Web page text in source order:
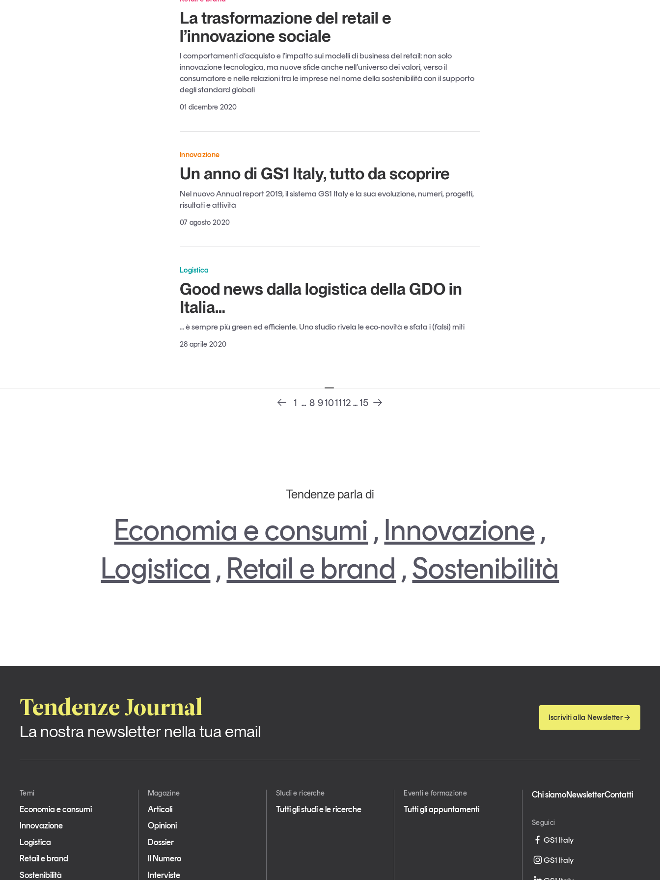
La trasformazione del retail e
l’innovazione sociale
I comportamenti d’acquisto e l’impatto sui modelli di business del retail: non solo
innovazione tecnologica, ma nuove sfide anche nell’universo dei valori, verso il
consumatore e nelle relazioni tra le imprese nel nome della sostenibilità con il supporto
degli standard globali
01 dicembre 2020
Innovazione
Un anno di GS1 Italy, tutto da scoprire
Nel nuovo Annual report 2019, il sistema GS1 Italy e la sua evoluzione, numeri, progetti,
risultati e attività
07 agosto 2020
Logistica
Good news dalla logistica della GDO in
Italia…
… è sempre più green ed efficiente. Uno studio rivela le eco-novità e sfata i (falsi) miti
28 aprile 2020
1 ... 8 9101112 ... 15
Tendenze parla di
Economia e consumi , Innovazione ,
Logistica , Retail e brand ,Sostenibilità
Tendenze Journal
La nostra newsletter nella tua email
Iscriviti alla Newsletter
Temi
Economia e consumi
Innovazione
Logistica
Retail e brand
Sostenibilità
Magazine
Articoli
Opinioni
Dossier
Il Numero
Interviste
Studi e ricerche
Tutti gli studi e le ricerche
Eventi e formazione
Tutti gli appuntamenti
Chi siamoNewsletterContatti
Seguici
GS1 Italy
GS1 Italy